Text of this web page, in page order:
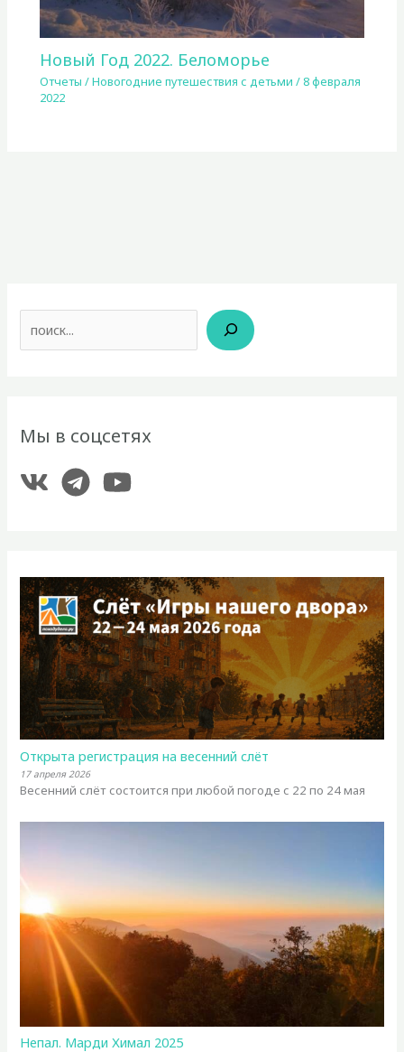
Новый Год 2022. Беломорье
Отчеты /Новогодние путешествия с детьми /8 февраля
2022
Мы в соцсетях
Открыта регистрация на весенний слёт
17 апреля 2026
Весенний слёт состоится при любой погоде с 22 по 24 мая
Непал. Марди Химал 2025